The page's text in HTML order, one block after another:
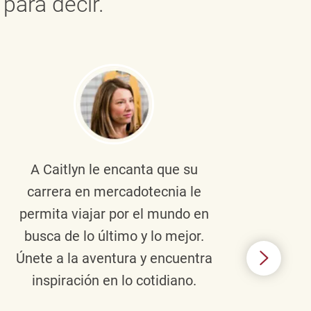
A Caitlyn le encanta que su
carrera en mercadotecnia le
permita viajar por el mundo en
busca de lo último y lo mejor.
Únete a la aventura y encuentra
inspiración en lo cotidiano.